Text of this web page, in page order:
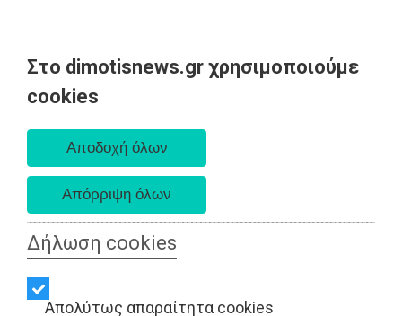
Στο dimotisnews.gr χρησιμοποιούμε
cookies
Δήλωση cookies
Απολύτως απαραίτητα cookies